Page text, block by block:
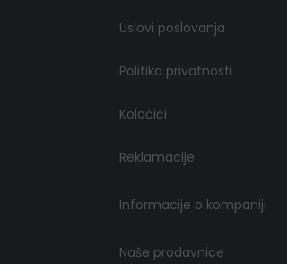
Uslovi poslovanja
Politika privatnosti
Kolačići
Reklamacije
Informacije o kompaniji
Naše prodavnice